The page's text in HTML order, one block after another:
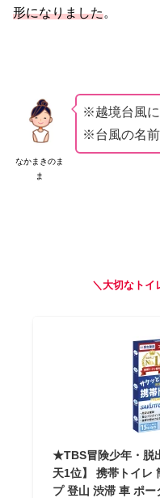
形になりました。
なかまきのま
ま
※越境台風
※台風の名
＼大切なトイ
★TBS冒険少年・脱
天1位】 携帯トイレ
プ 登山 渋滞 車 ポ